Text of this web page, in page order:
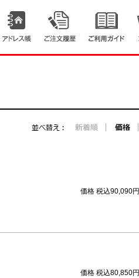
価格 税込90,090円
価格 税込80,850円